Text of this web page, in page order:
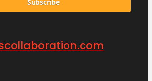
Subscribe